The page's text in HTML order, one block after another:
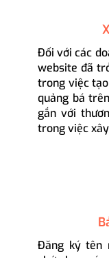
Đối với các
website đã
trong việc
quảng bá
gắn với
trong việc
Đăng ký tên